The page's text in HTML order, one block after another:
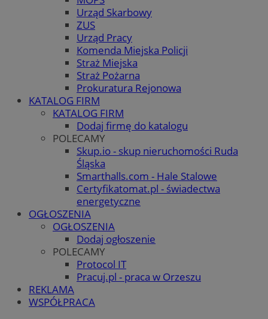
Urząd Skarbowy
ZUS
Urząd Pracy
Komenda Miejska Policji
Straż Miejska
Straż Pożarna
Prokuratura Rejonowa
KATALOG FIRM
KATALOG FIRM
Dodaj firmę do katalogu
POLECAMY
Skup.io - skup nieruchomości Ruda
Śląska
Smarthalls.com - Hale Stalowe
Certyfikatomat.pl - świadectwa
energetyczne
OGŁOSZENIA
OGŁOSZENIA
Dodaj ogłoszenie
POLECAMY
Protocol IT
Pracuj.pl - praca w Orzeszu
REKLAMA
WSPÓŁPRACA